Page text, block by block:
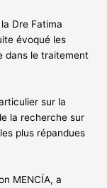
Dre Fatima
évoqué les
dans le traitement
sur la
la recherche sur
plus répandues
MENCÍA, a